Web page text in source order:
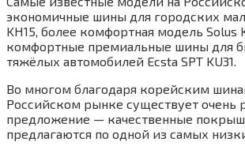
экономичные шины для городских
KH15, более комфортная модель Solus
комфортные премиальные шины для
тяжёлых автомобилей Ecsta SPT KU31.
Во многом благодаря корейским
Российском рынке существует очень
предложение — качественные
предлагаются по одной из самых